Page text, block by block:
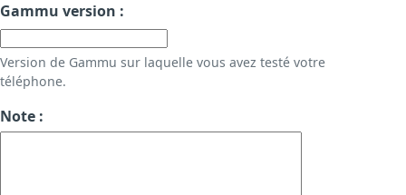
Gammu version :
Version de Gammu sur laquelle vous avez testé votre
téléphone.
Note :